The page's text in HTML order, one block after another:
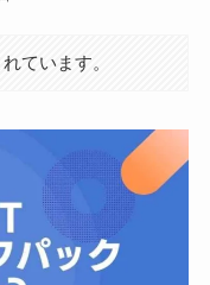
ています。